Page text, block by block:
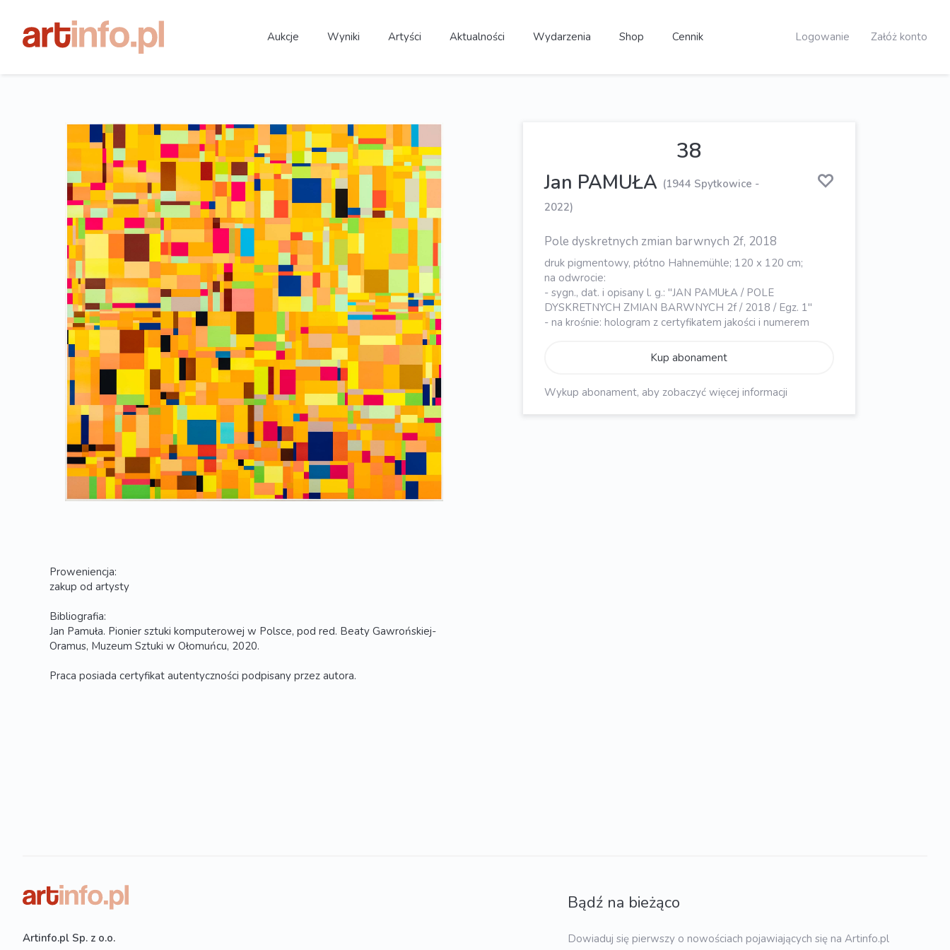
Aukcje Wyniki Artyści Aktualności Wydarzenia Shop Cennik Logowanie Załóż konto
Proweniencja:
zakup od artysty
Bibliografia:
Jan Pamuła. Pionier sztuki komputerowej w Polsce, pod red. Beaty Gawrońskiej-
Oramus, Muzeum Sztuki w Ołomuńcu, 2020.
Praca posiada certyfikat autentyczności podpisany przez autora.
38
Jan PAMUŁA (1944 Spytkowice -
2022)
Pole dyskretnych zmian barwnych 2f, 2018
druk pigmentowy, płótno Hahnemühle; 120 x 120 cm;
na odwrocie:
- sygn., dat. i opisany l. g.: "JAN PAMUŁA / POLE
DYSKRETNYCH ZMIAN BARWNYCH 2f / 2018 / Egz. 1"
- na krośnie: hologram z certyfikatem jakości i numerem
Kup abonament
Wykup abonament, aby zobaczyć więcej informacji
Artinfo.pl Sp. z o.o.
Bądź na bieżąco
Dowiaduj się pierwszy o nowościach pojawiających się na Artinfo.pl